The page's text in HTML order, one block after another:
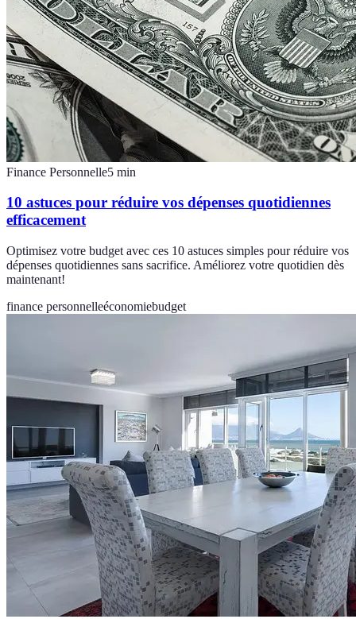
Finance Personnelle5 min
10 astuces pour réduire vos dépenses quotidiennes
efficacement
Optimisez votre budget avec ces 10 astuces simples pour réduire vos
dépenses quotidiennes sans sacrifice. Améliorez votre quotidien dès
maintenant!
finance personnelleéconomiebudget